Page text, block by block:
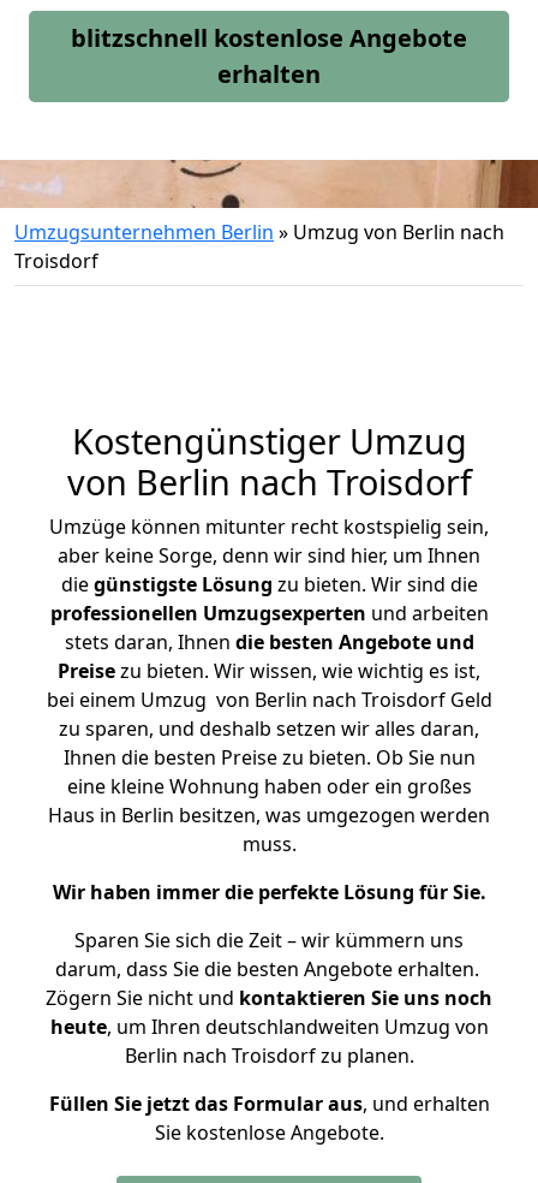
blitzschnell kostenlose Angebote
erhalten
Umzugsunternehmen Berlin » Umzug von Berlin nach
Troisdorf
Kostengünstiger Umzug
von Berlin nach Troisdorf
Umzüge können mitunter recht kostspielig sein,
aber keine Sorge, denn wir sind hier, um Ihnen
diegünstigste Lösung zu bieten. Wir sind die
professionellen Umzugsexperten und arbeiten
stets daran, Ihnen die besten Angebote und
Preisezu bieten. Wir wissen, wie wichtig es ist,
bei einem Umzug von Berlin nach Troisdorf Geld
zu sparen, und deshalb setzen wir alles daran,
Ihnen die besten Preise zu bieten. Ob Sie nun
eine kleine Wohnung haben oder ein großes
Haus in Berlin besitzen, was umgezogen werden
muss.
Wir haben immer die perfekte Lösung für Sie.
Sparen Sie sich die Zeit – wir kümmern uns
darum, dass Sie die besten Angebote erhalten.
Zögern Sie nicht und kontaktieren Sie uns noch
heute, um Ihren deutschlandweiten Umzug von
Berlin nach Troisdorf zu planen.
Füllen Sie jetzt das Formular aus, und erhalten
Sie kostenlose Angebote.